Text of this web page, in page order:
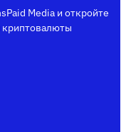
Media и откройте